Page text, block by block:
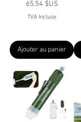
Prix
65,54 $US
TVA Incluse
Ajouter au panier